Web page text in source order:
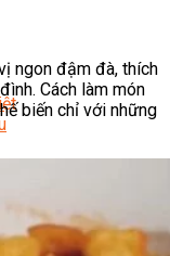
ngon đậm đà, thích
Cách làm món
biến chỉ với những